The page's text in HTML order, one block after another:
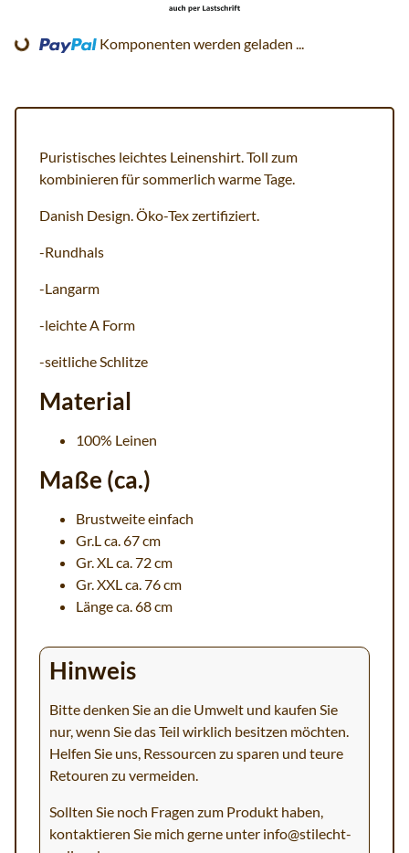
Komponenten werden geladen ...
Puristisches leichtes Leinenshirt. Toll zum
kombinieren für sommerlich warme Tage.
Danish Design. Öko-Tex zertifiziert.
-Rundhals
-Langarm
-leichte A Form
-seitliche Schlitze
Material
100% Leinen
Maße (ca.)
Brustweite einfach
Gr.L ca. 67 cm
Gr. XL ca. 72 cm
Gr. XXL ca. 76 cm
Länge ca. 68 cm
Hinweis
Bitte denken Sie an die Umwelt und kaufen Sie
nur, wenn Sie das Teil wirklich besitzen möchten.
Helfen Sie uns, Ressourcen zu sparen und teure
Retouren zu vermeiden.
Sollten Sie noch Fragen zum Produkt haben,
kontaktieren Sie mich gerne unter info@stilecht-